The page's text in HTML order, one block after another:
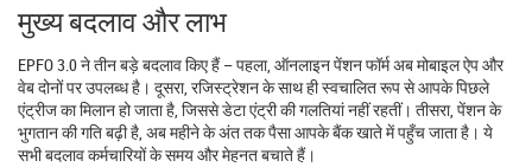
मुख्य बदलाव और लाभ
EPFO 3.0 ने तीन बड़े बदलाव किए हैं – पहला, ऑनलाइन पेंशन फॉर्म अब मोबाइल ऐप और
वेब दोनों पर उपलब्ध है। दूसरा, रजिस्ट्रेशन के साथ ही स्वचालित रूप से आपके पिछले
एंट्रीज का मिलान हो जाता है, जिससे डेटा एंट्री की गलतियां नहीं रहतीं। तीसरा, पेंशन के
भुगतान की गति बढ़ी है, अब महीने के अंत तक पैसा आपके बैंक खाते में पहुँच जाता है। ये
सभी बदलाव कर्मचारियों के समय और मेहनत बचाते हैं।